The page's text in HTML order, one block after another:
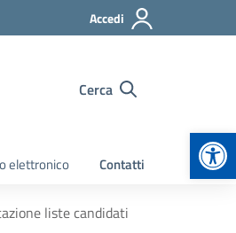
Accedi
Cerca
elettronico Contatti
liste candidati